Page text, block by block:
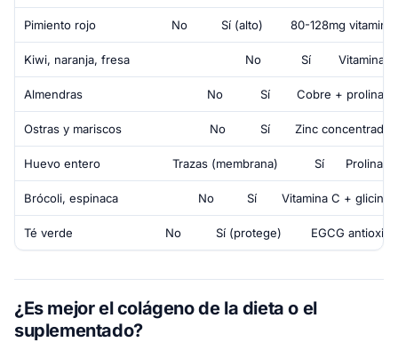
Pimiento rojo No Sí (alto) 80-128mg vitamina
Kiwi, naranja, fresa No Sí Vitamina C
Almendras No Sí Cobre + prolina
Ostras y mariscos No Sí Zinc concentrado
Huevo entero Trazas (membrana) Sí Prolina +
Brócoli, espinaca No Sí Vitamina C + glicina
Té verde No Sí (protege) EGCG
¿Es mejor el colágeno de la dieta o el
suplementado?